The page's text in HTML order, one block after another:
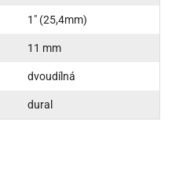
1" (25,4mm)
11 mm
dvoudílná
dural